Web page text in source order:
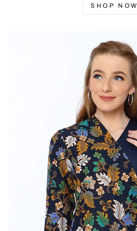
SHOP NOW